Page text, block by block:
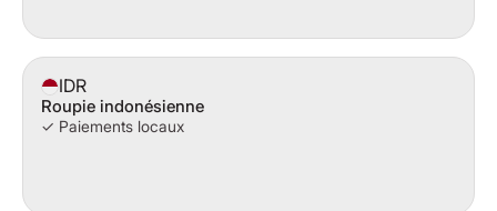
IDR
Roupie indonésienne
✓ Paiements locaux